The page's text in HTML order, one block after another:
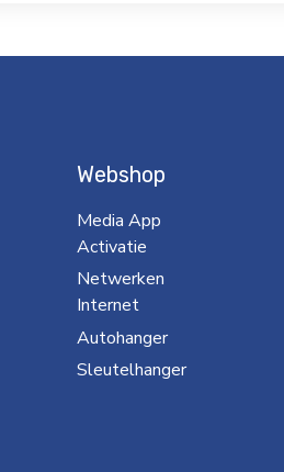
Webshop
Media App
Activatie
Netwerken
Internet
Autohanger
Sleutelhanger